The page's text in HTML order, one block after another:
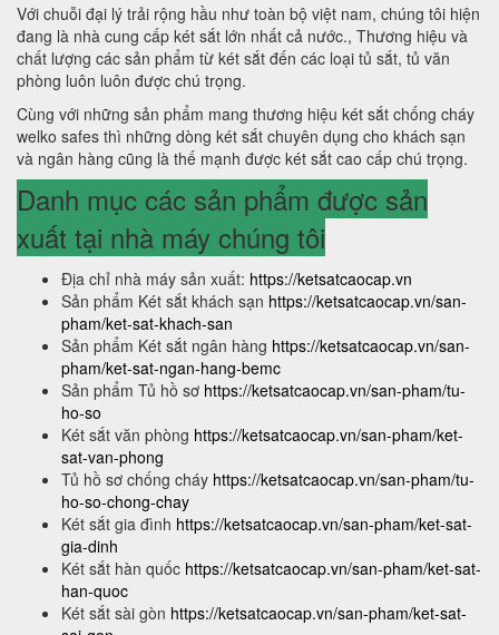
Với chuỗi đại lý trải rộng hầu như toàn bộ việt nam, chúng tôi hiện
đang là nhà cung cấp két sắt lớn nhất cả nước., Thương hiệu và
chất lượng các sản phẩm từ két sắt đến các loại tủ sắt, tủ văn
phòng luôn luôn được chú trọng.
Cùng với những sản phẩm mang thương hiệu két sắt chống cháy
welko safes thì những dòng két sắt chuyên dụng cho khách sạn
và ngân hàng cũng là thế mạnh được két sắt cao cấp chú trọng.
Danh mục các sản phẩm được sản
xuất tại nhà máy chúng tôi
Địa chỉ nhà máy sản xuất: https://ketsatcaocap.vn
Sản phẩm Két sắt khách sạn https://ketsatcaocap.vn/san-
pham/ket-sat-khach-san
Sản phẩm Két sắt ngân hàng https://ketsatcaocap.vn/san-
pham/ket-sat-ngan-hang-bemc
Sản phẩm Tủ hồ sơ https://ketsatcaocap.vn/san-pham/tu-
ho-so
Két sắt văn phòng https://ketsatcaocap.vn/san-pham/ket-
sat-van-phong
Tủ hồ sơ chống cháy https://ketsatcaocap.vn/san-pham/tu-
ho-so-chong-chay
Két sắt gia đình https://ketsatcaocap.vn/san-pham/ket-sat-
gia-dinh
Két sắt hàn quốc https://ketsatcaocap.vn/san-pham/ket-sat-
han-quoc
Két sắt sài gòn https://ketsatcaocap.vn/san-pham/ket-sat-